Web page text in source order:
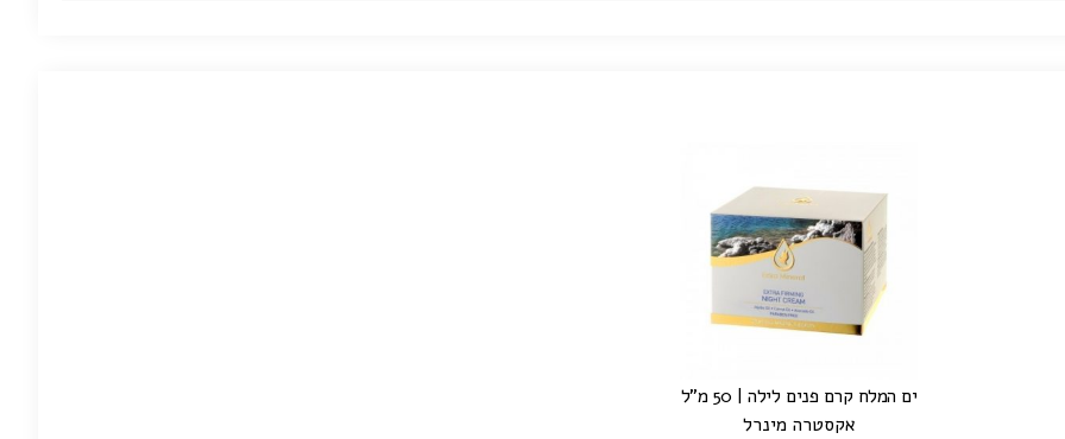
ים המלח קרם פנים לילה | 50 מ"ל
אקסטרה מינרל